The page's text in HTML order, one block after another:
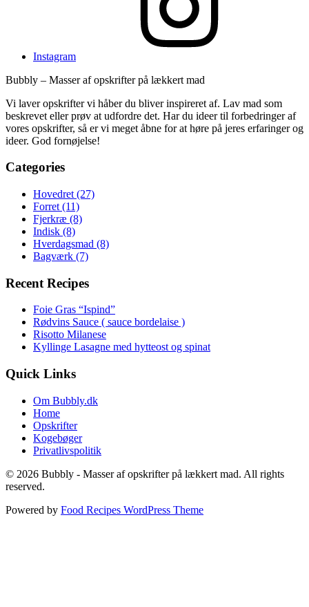
Instagram
Bubbly – Masser af opskrifter på lækkert mad
Vi laver opskrifter vi håber du bliver inspireret af. Lav mad som
beskrevet eller prøv at udfordre det. Har du ideer til forbedringer af
vores opskrifter, så er vi meget åbne for at høre på jeres erfaringer og
ideer. God fornøjelse!
Categories
Hovedret (27)
Forret (11)
Fjerkræ (8)
Indisk (8)
Hverdagsmad (8)
Bagværk (7)
Recent Recipes
Foie Gras “Ispind”
Rødvins Sauce ( sauce bordelaise )
Risotto Milanese
Kyllinge Lasagne med hytteost og spinat
Quick Links
Om Bubbly.dk
Home
Opskrifter
Kogebøger
Privatlivspolitik
© 2026 Bubbly - Masser af opskrifter på lækkert mad. All rights
reserved.
Powered by Food Recipes WordPress Theme